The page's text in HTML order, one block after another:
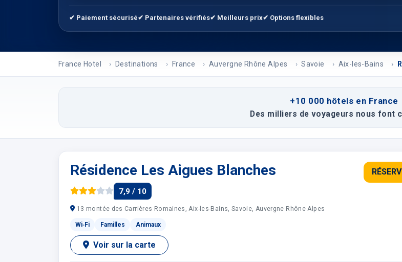
✔ Paiement sécurisé✔ Partenaires vérifiés✔ Meilleurs prix✔ Options flexibles
France Hotel Destinations France Auvergne Rhône Alpes Savoie Aix-les-Bains
+10 000 hôtels en France
Des milliers de voyageurs nous font
Résidence Les Aigues Blanches
7,9 / 10
13 montée des Carrières Romaines, Aix-les-Bains, Savoie, Auvergne Rhône Alpes
Wi‑Fi Familles Animaux
Voir sur la carte